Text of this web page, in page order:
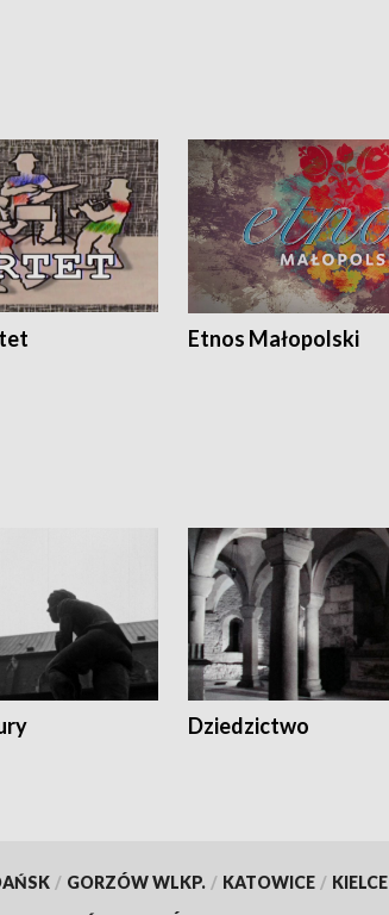
Etnos Małopolski
Dziedzictwo
/ GORZÓW WLKP. / KATOWICE / KIELCE